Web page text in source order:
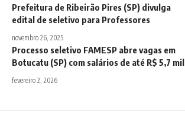
Prefeitura de Ribeirão Pires (SP) divulga
edital de seletivo para Professores
novembro 26, 2025
Processo seletivo FAMESP abre vagas em
Botucatu (SP) com salários de até R$ 5,7 mil
fevereiro 2, 2026